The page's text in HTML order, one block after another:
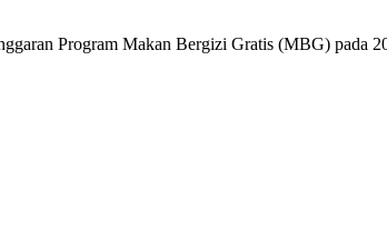
Program Makan Bergizi Gratis (MBG) pada